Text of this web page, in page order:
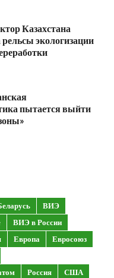
Казахстана
рельсы экологизации
пытается выйти
ВИЭ
ВИЭ в России
Европа
Евросоюз
Россия
США